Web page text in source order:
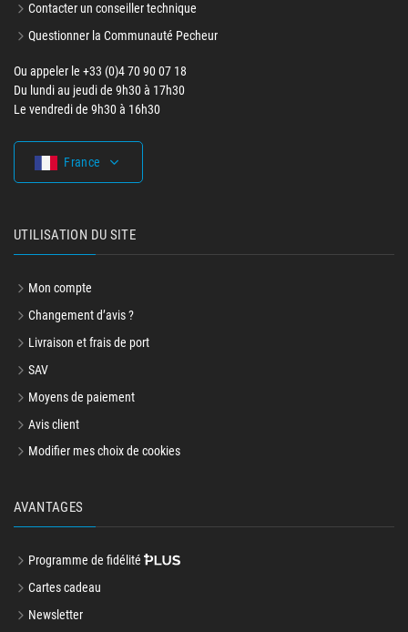
Contacter un conseiller technique
Questionner la Communauté Pecheur
Ou appeler le +33 (0)4 70 90 07 18
Du lundi au jeudi de 9h30 à 17h30
Le vendredi de 9h30 à 16h30
France
UTILISATION DU SITE
Mon compte
Changement d’avis ?
Livraison et frais de port
SAV
Moyens de paiement
Avis client
Modifier mes choix de cookies
AVANTAGES
Programme de fidélité
Cartes cadeau
Newsletter